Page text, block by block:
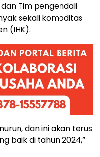
Tim pengendali
sekali komoditas
(IHK).
dan ini akan terus
baik di tahun 2024,”